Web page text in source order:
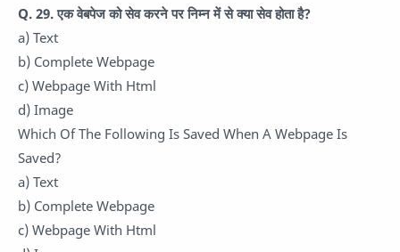
Q. 29. एक वेबपेज को सेव करने पर निम्न में से क्या सेव होता है?
a) Text
b) Complete Webpage
c) Webpage With Html
d) Image
Which Of The Following Is Saved When A Webpage Is
Saved?
a) Text
b) Complete Webpage
c) Webpage With Html